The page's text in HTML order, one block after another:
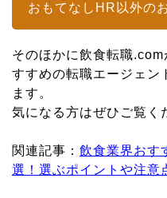
おもてなしHR以外の
そのほかに飲食転職
すすめの転職エージェン
ます。
気になる方はぜひご覧く
関連記事： 飲食業界おす
選！選ぶポイントや注意